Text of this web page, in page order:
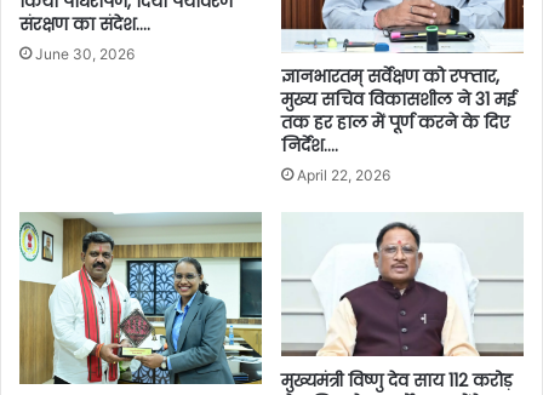
संरक्षण का संदेश….
June 30, 2026
ज्ञानभारतम् सर्वेक्षण को रफ्तार,
मुख्य सचिव विकासशील ने 31 मई
तक हर हाल में पूर्ण करने के दिए
निर्देश….
April 22, 2026
मुख्यमंत्री विष्णु देव साय 112 करोड़